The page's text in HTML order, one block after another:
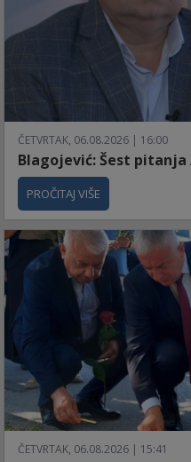
ČETVRTAK, 06.08.2026 | 16:00
Blagojević: Šest pitanja
PROČITAJ VIŠE
ČETVRTAK, 06.08.2026 | 15:41